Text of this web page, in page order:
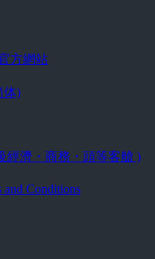
方網站
体)
經濟・商務・頭等客艙 )
Conditions